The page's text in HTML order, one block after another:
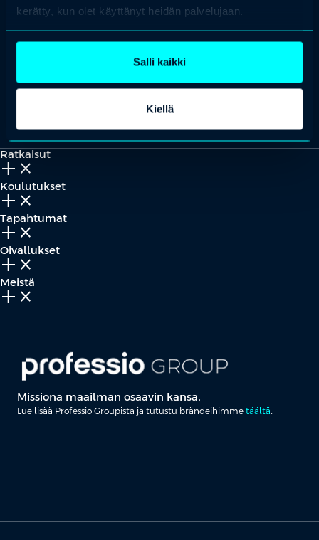
kerätty, kun olet käyttänyt heidän palvelujaan.
Salli kaikki
Kiellä
+358 (0)20 780 6220
Yhteistyökumppaniksi?
Ratkaisut
add_2 close
Koulutukset
add_2 close
Tapahtumat
add_2 close
Oivallukset
add_2 close
Meistä
add_2 close
Missiona maailman osaavin kansa.
Lue lisää Professio Groupista ja tutustu brändeihimme täältä.